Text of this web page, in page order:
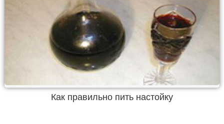
Как правильно пить настойку